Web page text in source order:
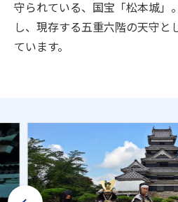
守られている、国宝「松本城」
し、現存する五重六階の天守と
ています。